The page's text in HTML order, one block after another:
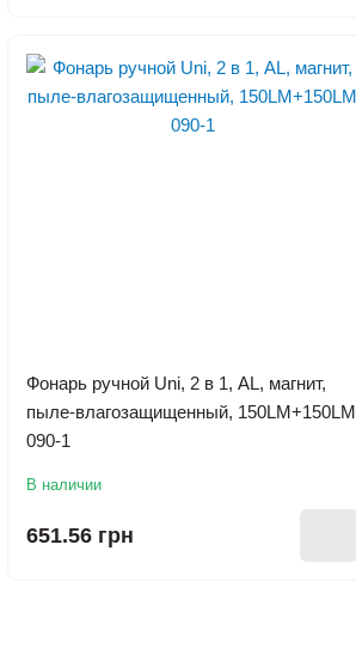
Фонарь ручной Uni, 2 в 1, AL, магнит,
пыле-влагозащищенный, 150LM+150LM
090-1
В наличии
651.56 грн